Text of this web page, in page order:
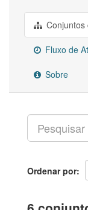
Conjuntos
Fluxo de
Sobre
Ordenar por